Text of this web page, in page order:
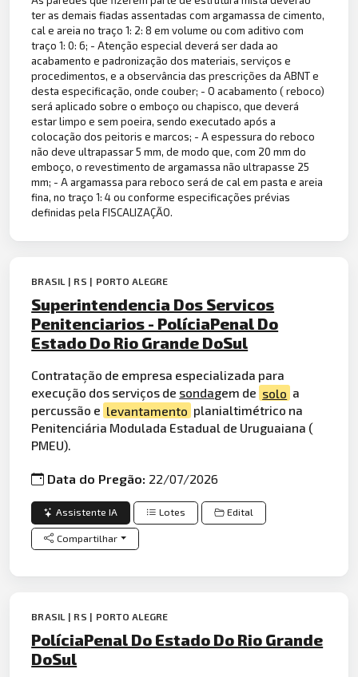
ter as demais fiadas assentadas com argamassa de cimento,
cal e areia no traço 1: 2: 8 em volume ou com aditivo com
traço 1: 0: 6; - Atenção especial deverá ser dada ao
acabamento e padronização dos materiais, serviços e
procedimentos, e a observância das prescrições da ABNT e
desta especificação, onde couber; - O acabamento ( reboco)
será aplicado sobre o emboço ou chapisco, que deverá
estar limpo e sem poeira, sendo executado após a
colocação dos peitoris e marcos; - A espessura do reboco
não deve ultrapassar 5 mm, de modo que, com 20 mm do
emboço, o revestimento de argamassa não ultrapasse 25
mm; - A argamassa para reboco será de cal em pasta e areia
fina, no traço 1: 4 ou conforme especificações prévias
definidas pela FISCALIZAÇÃO.
BRASIL | RS | PORTO ALEGRE
Superintendencia Dos Servicos
Penitenciarios - PolíciaPenal Do
Estado Do Rio Grande DoSul
Contratação de empresa especializada para
execução dos serviços de sondagem de solo a
percussão e levantamento planialtimétrico na
Penitenciária Modulada Estadual de Uruguaiana (
PMEU).
Data do Pregão: 22/07/2026
Assistente IA Lotes Edital
Compartilhar
BRASIL | RS | PORTO ALEGRE
PolíciaPenal Do Estado Do Rio Grande
DoSul